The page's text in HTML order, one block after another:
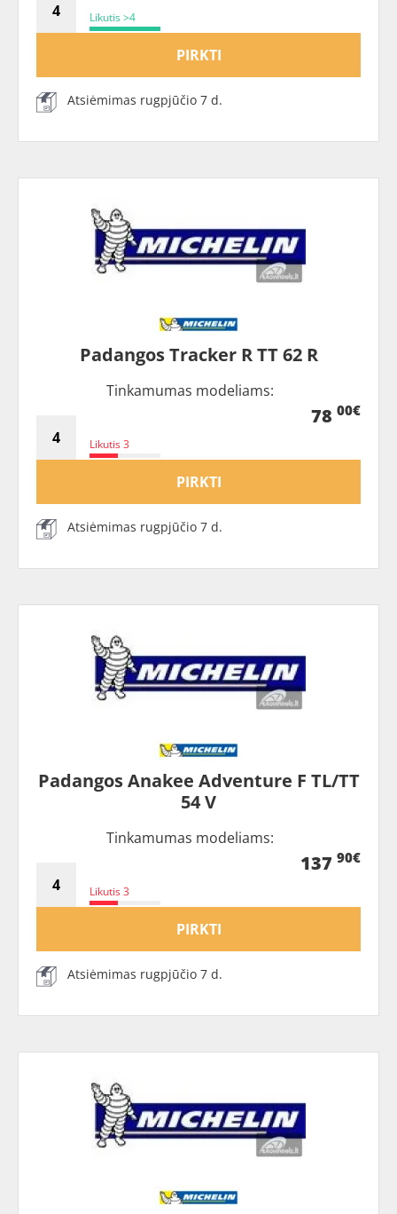
Likutis >4
PIRKTI
Atsiėmimas rugpjūčio 7 d.
Padangos Tracker R TT 62 R
Tinkamumas modeliams:
Likutis 3
78 00€
PIRKTI
Atsiėmimas rugpjūčio 7 d.
Padangos Anakee Adventure F TL/TT
54 V
Tinkamumas modeliams:
Likutis 3
137 90€
PIRKTI
Atsiėmimas rugpjūčio 7 d.